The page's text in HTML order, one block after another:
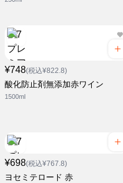
¥748(税込¥822.8)
酸化防止剤無添加赤ワイン
1500ml
¥698(税込¥767.8)
ヨセミテロード 赤